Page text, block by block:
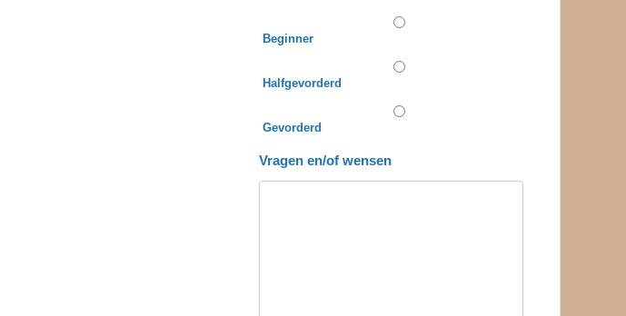
Beginner
Halfgevorderd
Gevorderd
Vragen en/of wensen